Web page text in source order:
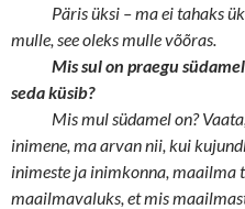
Päris üksi – ma ei tahaks
mulle, see oleks mulle võõras.
Mis sul on praegu
seda küsib?
Mis mul südamel on?
inimene, ma arvan nii, kui
inimeste ja inimkonna, maailma
maailmavaluks, et mis